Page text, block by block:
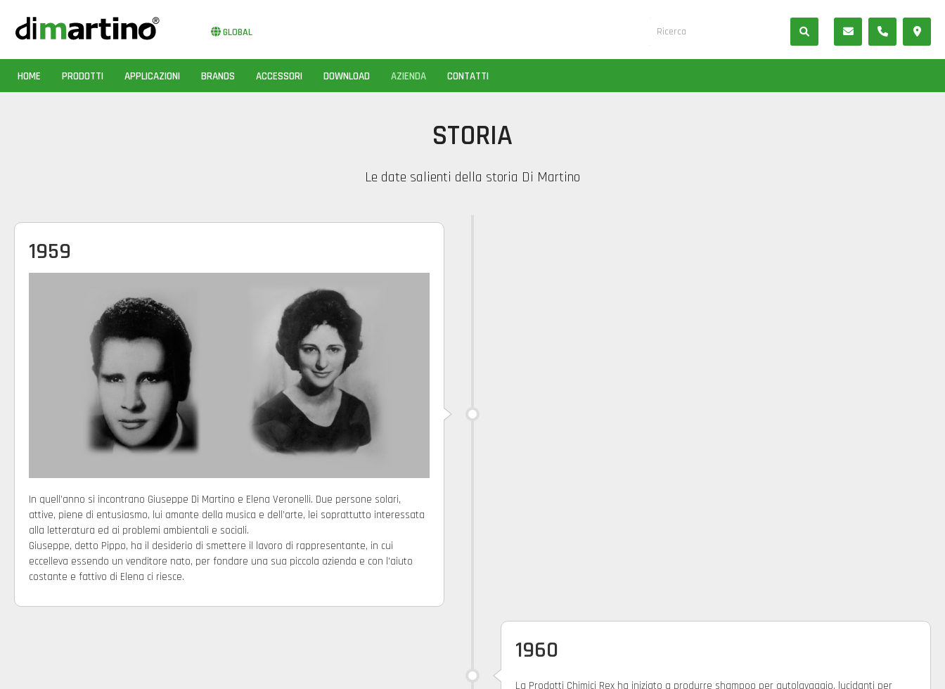
GLOBAL
HOME PRODOTTI APPLICAZIONI BRANDS ACCESSORI DOWNLOAD AZIENDA CONTATTI
STORIA
Le date salienti della storia Di Martino
1959
In quell’anno si incontrano Giuseppe Di Martino e Elena Veronelli. Due persone solari,
attive, piene di entusiasmo, lui amante della musica e dell’arte, lei soprattutto interessata
alla letteratura ed ai problemi ambientali e sociali.
Giuseppe, detto Pippo, ha il desiderio di smettere il lavoro di rappresentante, in cui
eccelleva essendo un venditore nato, per fondare una sua piccola azienda e con l'aiuto
costante e fattivo di Elena ci riesce.
1960
La Prodotti Chimici Rex ha iniziato a produrre shampoo per autolavaggio, lucidanti per